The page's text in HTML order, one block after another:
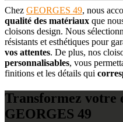
Chez GEORGES 49, nous
qualité des matériaux que
cloisons design. Nous
résistants et esthétiques pour
vos attentes. De plus, nos
personnalisables, vous
finitions et les détails qui
Transformez votre
GEORGES 49